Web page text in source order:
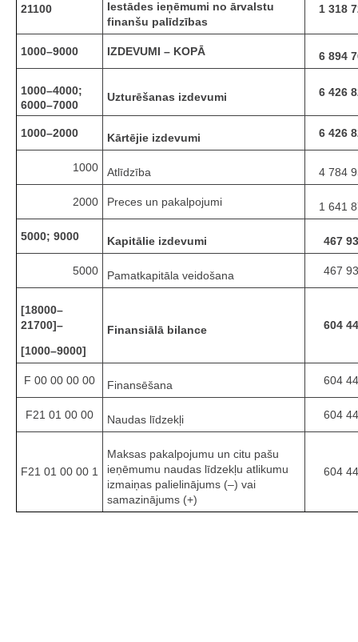
21100
Iestādes ieņēmumi no ārvalstu
finanšu palīdzības
1 318
1000–9000 IZDEVUMI – KOPĀ 6 894
1000–4000;
6000–7000
Uzturēšanas izdevumi 6 426
1000–2000 Kārtējie izdevumi 6 426
1000 Atlīdzība 4 784
2000 Preces un pakalpojumi 1 641
5000; 9000 Kapitālie izdevumi 467
5000 Pamatkapitāla veidošana 467
[18000–
21700]–
[1000–9000]
Finansiālā bilance 604
F 00 00 00 00 Finansēšana 604
F21 01 00 00 Naudas līdzekļi 604
F21 01 00 00 1
Maksas pakalpojumu un citu pašu
ieņēmumu naudas līdzekļu atlikumu
izmaiņas palielinājums (–) vai
samazinājums (+)
604